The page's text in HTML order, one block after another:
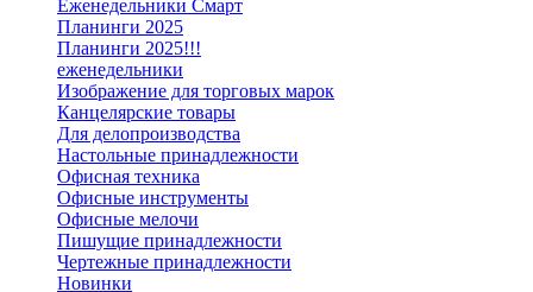
Еженедельники Смарт
Планинги 2025
Планинги 2025!!!
еженедельники
Изображение для торговых марок
Канцелярские товары
Для делопроизводства
Настольные принадлежности
Офисная техника
Офисные инструменты
Офисные мелочи
Пишущие принадлежности
Чертежные принадлежности
Новинки